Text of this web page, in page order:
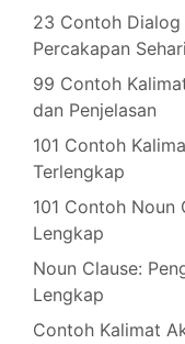
23 Contoh Dialog
Percakapan
99 Contoh
dan Penjelasan
101 Contoh
Terlengkap
101 Contoh Noun
Lengkap
Noun Clause:
Lengkap
Contoh Kalimat